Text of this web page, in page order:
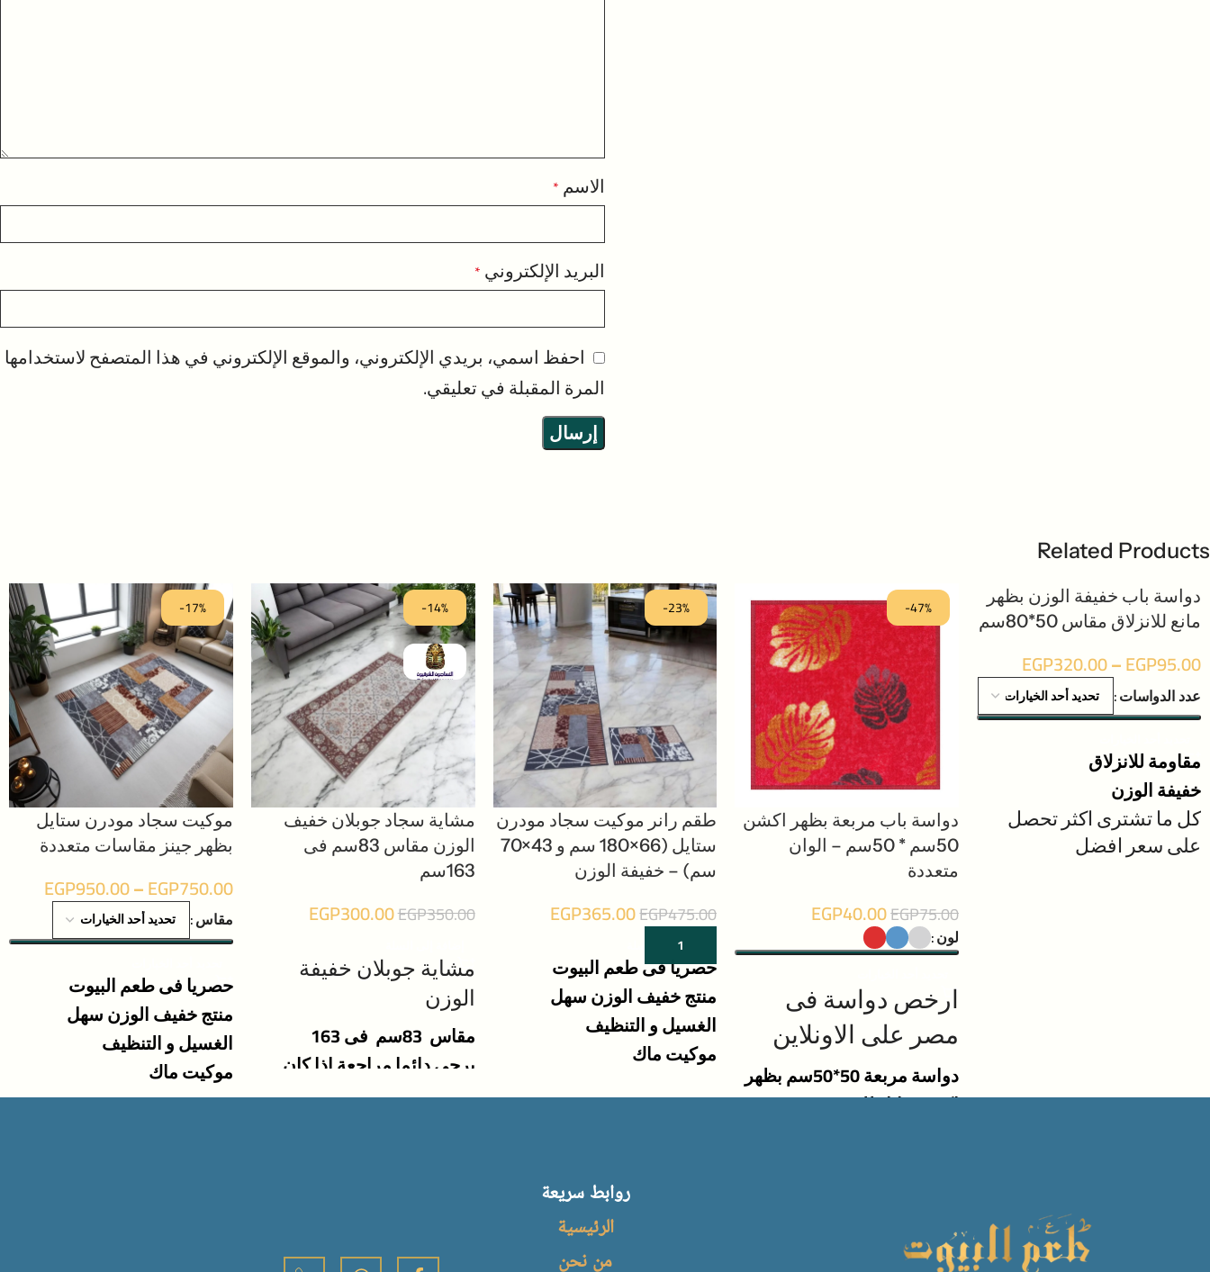
الاسم *
البريد الإلكتروني *
احفظ اسمي، بريدي الإلكتروني، والموقع الإلكتروني في هذا المتصفح لاستخدامها
المرة المقبلة في تعليقي.
Related Products
-33%
دواسة باب خفيفة الوزن بظهر
مانع للانزلاق مقاس 50*80سم
EGP95.00
–
EGP320.00
عدد الدواسات
مقاومة للانزلاق
خفيفة الوزن
كل ما تشترى اكثر تحصل
على سعر افضل
-47%
دواسة باب مربعة بظهر اكشن
50سم * 50سم – الوان
متعددة
EGP75.00
EGP40.00
لون
ارخص دواسة فى
مصر على الاونلاين
دواسة مربعة 50*50سم بظهر
اكشن قابل للصق فى
اختار اللون الذى يناسبك من
-23%
طقم رانر موكيت سجاد مودرن
ستايل (66×180 سم و 43×70
سم) – خفيفة الوزن
EGP475.00
EGP365.00
إضافة إلى السلة
حصريا فى طعم البيوت
منتج خفيف الوزن سهل
الغسيل و التنظيف
موكيت ماك
-14%
مشاية سجاد جوبلان خفيف
الوزن مقاس 83سم فى
163سم
EGP350.00
EGP300.00
مشاية جوبلان خفيفة
الوزن
مقاس 83سم فى 163
يرجى دائما مراجعة اذا كان
المقاس يناسبك حيث ان جميع
-17%
موكيت سجاد مودرن ستايل
بظهر جينز مقاسات متعددة
EGP750.00
–
EGP950.00
مقاس
حصريا فى طعم البيوت
منتج خفيف الوزن سهل
الغسيل و التنظيف
موكيت ماك
صنع فى مصر
روابط سريعة
الرئيسية
من نحن